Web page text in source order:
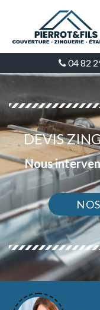
04 82
DEVIS
Nous